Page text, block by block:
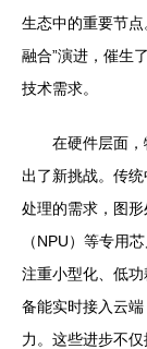
生态中的重要节点
融合”演进，催生
技术需求。
在硬件层面
出了新挑战。传
处理的需求，图
（NPU）等专用
注重小型化、低
备能实时接入云
力。这些进步不